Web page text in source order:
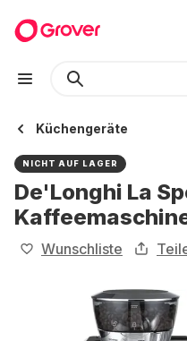
Küchengeräte
NICHT AUF LAGER
De'Longhi La
Wunschliste